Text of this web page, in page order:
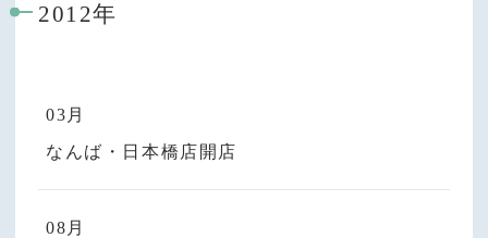
2012年
03月
なんば・日本橋店開店
08月